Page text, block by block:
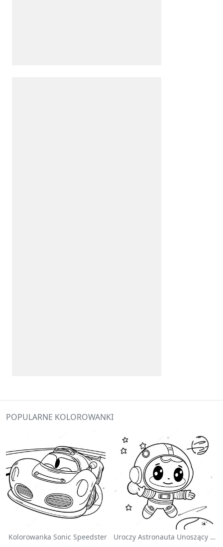
POPULARNE KOLOROWANKI
Kolorowanka Sonic Speedster Uroczy Astronauta Unoszący Się W Kosmosie - Kolorowanka